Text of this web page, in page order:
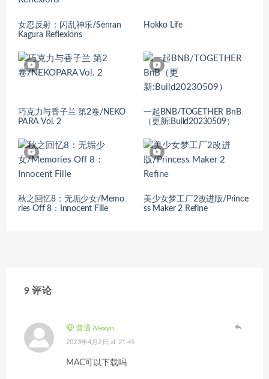
女忍反射：闪乱神乐/Senran
Kagura Reflexions
Hokko Life
巧克力与香子兰 第2卷/NEKO
PARA Vol. 2
一起BNB/TOGETHER BnB
（更新:Build20230509）
秋之回忆8：无垢少女/Memo
ries Off 8：Innocent Fille
美少女梦工厂2改进版/Prince
ss Maker 2 Refine
9 评论
普通 Alexyn
2023年4月2日 at 21:45
MAC可以下载吗